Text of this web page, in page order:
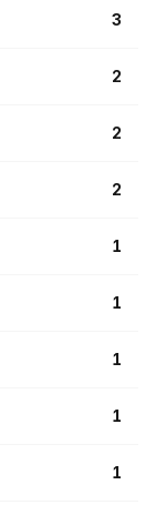
3
2
2
2
1
1
1
1
1